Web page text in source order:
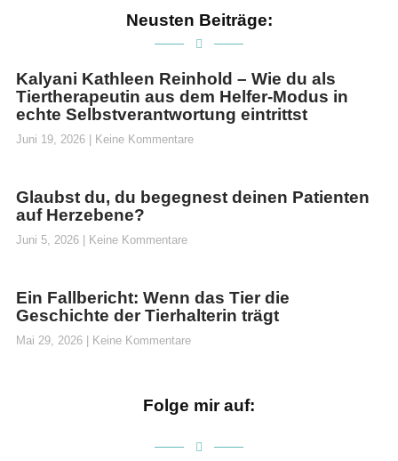
Neusten Beiträge:
Kalyani Kathleen Reinhold – Wie du als
Tiertherapeutin aus dem Helfer-Modus in
echte Selbstverantwortung eintrittst
Juni 19, 2026 Keine Kommentare
Glaubst du, du begegnest deinen Patienten
auf Herzebene?
Juni 5, 2026 Keine Kommentare
Ein Fallbericht: Wenn das Tier die
Geschichte der Tierhalterin trägt
Mai 29, 2026 Keine Kommentare
Folge mir auf: